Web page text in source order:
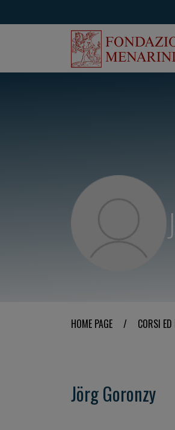
HOME PAGE / CORSI ED
Jörg Goronzy